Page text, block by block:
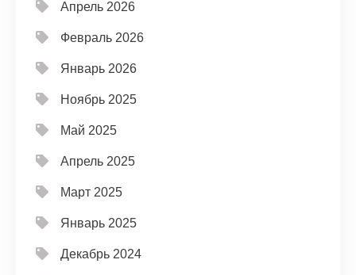
Апрель 2026
Февраль 2026
Январь 2026
Ноябрь 2025
Май 2025
Апрель 2025
Март 2025
Январь 2025
Декабрь 2024